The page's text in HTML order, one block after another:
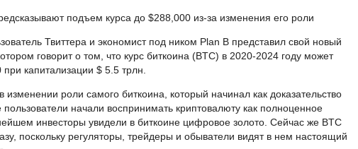
подъем курса до $288,000 из-за изменения его роли
Твиттера и экономист под ником Plan B представил свой новый
говорит о том, что курс биткоина (BTC) в 2020-2024 году может
капитализации $ 5.5 трлн.
изменении роли самого биткоина, который начинал как доказательство
начали воспринимать криптовалюту как полноценное
инвесторы увидели в биткоине цифровое золото. Сейчас же BTC
поскольку регуляторы, трейдеры и обыватели видят в нем настоящий